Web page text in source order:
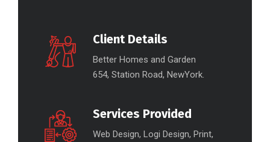
Client Details
Better Homes and Garden
654, Station Road, NewYork.
Services Provided
Web Design, Logi Design, Print,